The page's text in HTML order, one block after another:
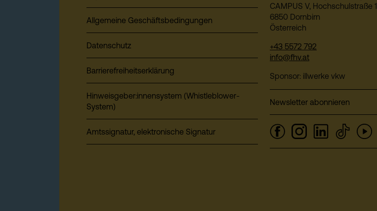
Allgemeine Geschäftsbedingungen
Datenschutz
Barrierefreiheitserklärung
Hinweisgeber:innensystem (Whistleblower-
System)
Amtssignatur, elektronische Signatur
CAMPUS V, Hochschulstraße 1
6850 Dornbirn
Österreich
+43 5572 792
info@fhv.at
Sponsor: illwerke vkw
Newsletter abonnieren